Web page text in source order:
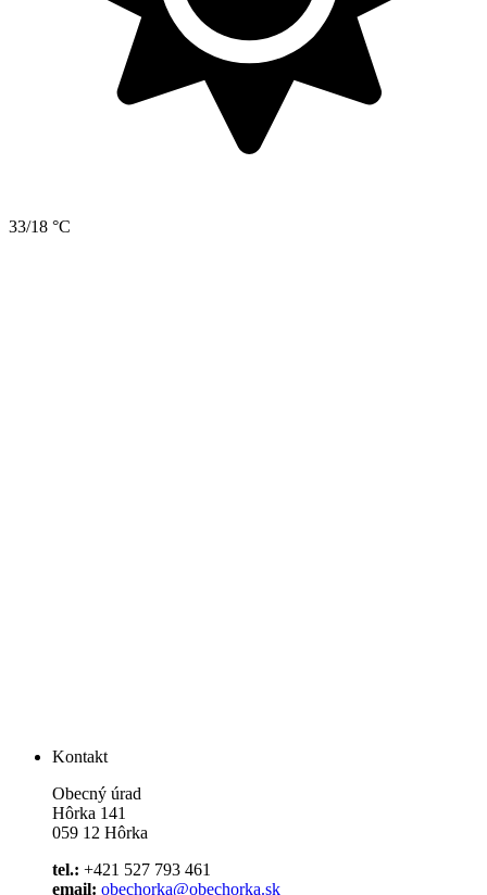
33/18 °C
Kontakt
Obecný úrad
Hôrka 141
059 12 Hôrka
tel.: +421 527 793 461
email: obechorka@obechorka.sk